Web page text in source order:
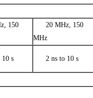
150
20 MHz, 150
MHz
10 s 2 ns to 10 s